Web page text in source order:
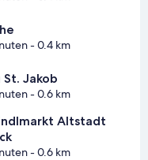
- 0.4 km
St. Jakob
- 0.6 km
Altstadt
- 0.6 km